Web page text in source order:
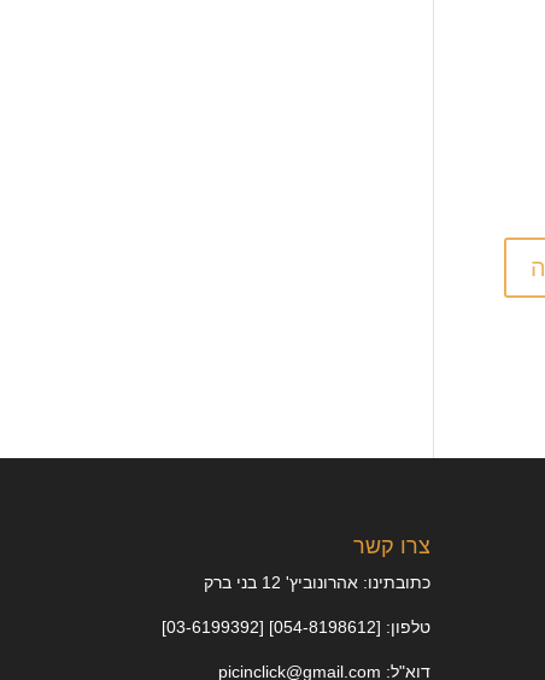
צרו קשר
כתובתינו: אהרונוביץ' 12 בני ברק
טלפון: [054-8198612] [03-6199392]
דוא"ל: picinclick@gmail.com